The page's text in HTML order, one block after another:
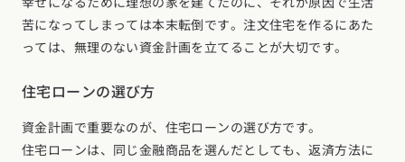
苦になってしまっては本末転倒です。注文住宅を作るにあた
っては、無理のない資金計画を立てることが大切です。
住宅ローンの選び方
資金計画で重要なのが、住宅ローンの選び方です。
住宅ローンは、同じ金融商品を選んだとしても、返済方法に